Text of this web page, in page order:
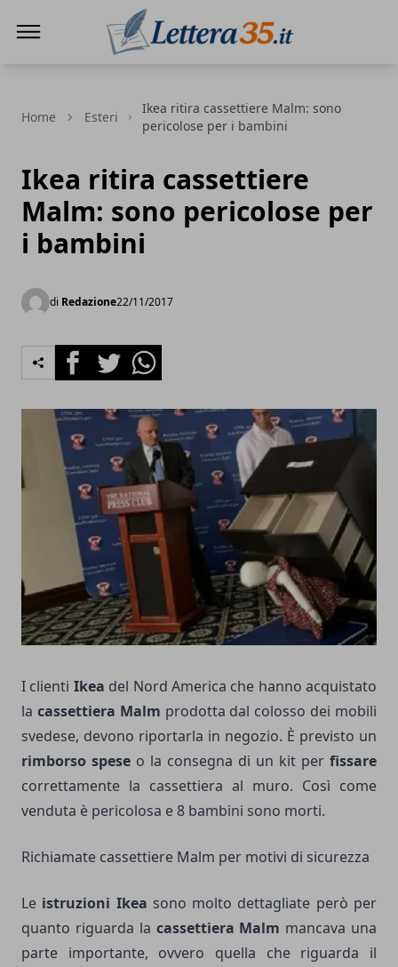
Home Esteri
Ikea ritira cassettiere Malm: sono
pericolose per i bambini
Ikea ritira cassettiere
Malm: sono pericolose per
i bambini
di Redazione22/11/2017
FacebookTwitterWhatsapp
I clienti Ikea del Nord America che hanno acquistato
la cassettiera Malm prodotta dal colosso dei mobili
svedese, devono riportarla in negozio. È previsto un
rimborso spese o la consegna di un kit per fissare
correttamente la cassettiera al muro. Così come
venduta è pericolosa e 8 bambini sono morti.
Richiamate cassettiere Malm per motivi di sicurezza
Le istruzioni Ikea sono molto dettagliate però per
quanto riguarda la cassettiera Malm mancava una
parte importante, ovvero quella che riguarda il